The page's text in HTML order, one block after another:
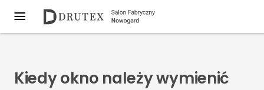
Kiedy okno należy wymienić